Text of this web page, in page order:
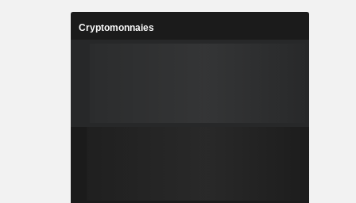
Cryptomonnaies